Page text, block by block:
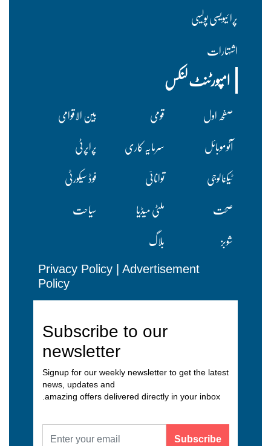
پرا ئیویسی پولسیی
اشتہارات
امپورٹنٹ لنکس
صفحہ اول قومی
بین الاقوامی
آٹوموبائل
سرمایہ کاری
پراپرٹی
ٹیکنالوجی
توانائی
فوڈ سیکورٹی
صحت
ملٹی میڈیا
سیاحت
شوبز
بلاگ
Privacy Policy
Advertisement
Policy
Subscribe to our
newsletter
Signup for our weekly newsletter to get the latest
news, updates and
amazing offers delivered directly in your inbox.
Subscribe